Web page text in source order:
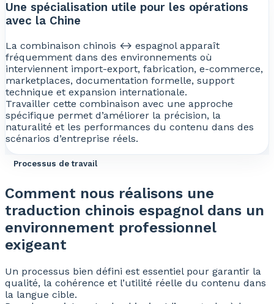
Une spécialisation utile pour les opérations
avec la Chine
La combinaison chinois ↔ espagnol apparaît
fréquemment dans des environnements où
interviennent import-export, fabrication, e-commerce,
marketplaces, documentation formelle, support
technique et expansion internationale.
Travailler cette combinaison avec une approche
spécifique permet d’améliorer la précision, la
naturalité et les performances du contenu dans des
scénarios d’entreprise réels.
Processus de travail
Comment nous réalisons une
traduction chinois espagnol dans un
environnement professionnel
exigeant
Un processus bien défini est essentiel pour garantir la
qualité, la cohérence et l’utilité réelle du contenu dans
la langue cible.